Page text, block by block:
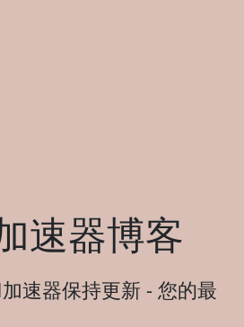
速器博客
速器保持更新 - 您的最